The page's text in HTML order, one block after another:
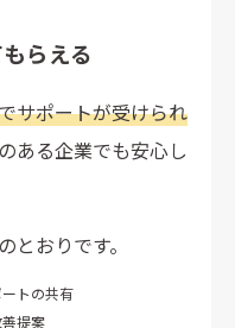
らえる
サポートが受けられ
ある企業でも安心し
おりです。
トの共有
提案